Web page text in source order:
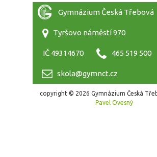
Gymnázium Česká Třebová
Tyršovo náměstí 970
IČ 49314670 465 519 500
skola@gymnct.cz
copyright © 2026 Gymnázium Česká
Pavel Ovesný